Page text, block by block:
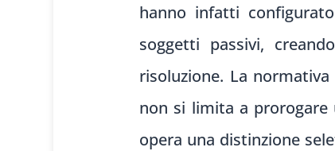
hanno infatti
soggetti passivi,
risoluzione. La
non si limita a prorogare
opera una distinzione